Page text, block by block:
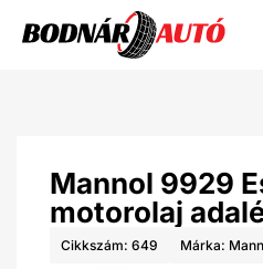
Mannol 9929
motorolaj
Cikkszám: 649 Márka: